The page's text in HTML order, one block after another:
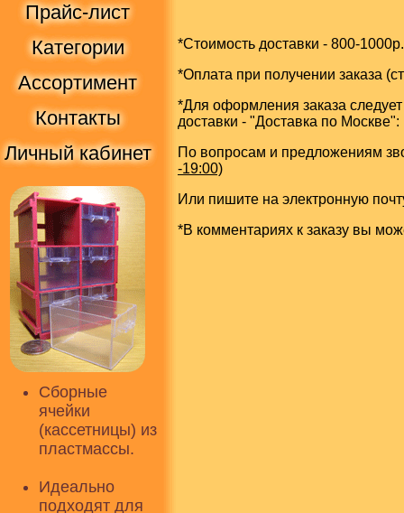
Прайс-лист
Категории
Ассортимент
Контакты
Личный кабинет
Сборные
ячейки
(кассетницы) из
пластмассы.
Идеально
подходят для
*Стоимость доставки - 800-1000р.
*Оплата при получении заказа
*Для оформления заказа
доставки - "Доставка по Москве":
По вопросам и предложениям
-19:00)
Или пишите на электронную
*В комментариях к заказу вы